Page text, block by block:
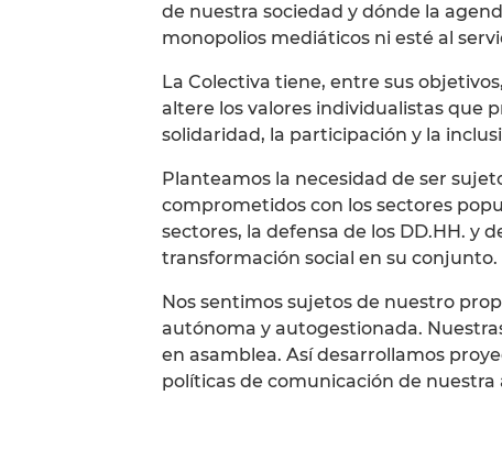
de nuestra sociedad y dónde la
monopolios mediáticos ni esté al
La Colectiva tiene, entre sus
altere los valores individualistas que
solidaridad, la participación y la
Planteamos la necesidad de ser
comprometidos con los sectores
sectores, la defensa de los DD.HH. y
transformación social en su conjunto.
Nos sentimos sujetos de nuestro
autónoma y autogestionada.
en asamblea. Así desarrollamos
políticas de comunicación de nuestra